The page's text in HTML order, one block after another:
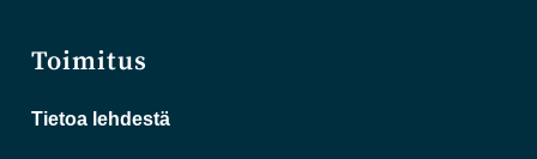
Toimitus
Tietoa lehdestä